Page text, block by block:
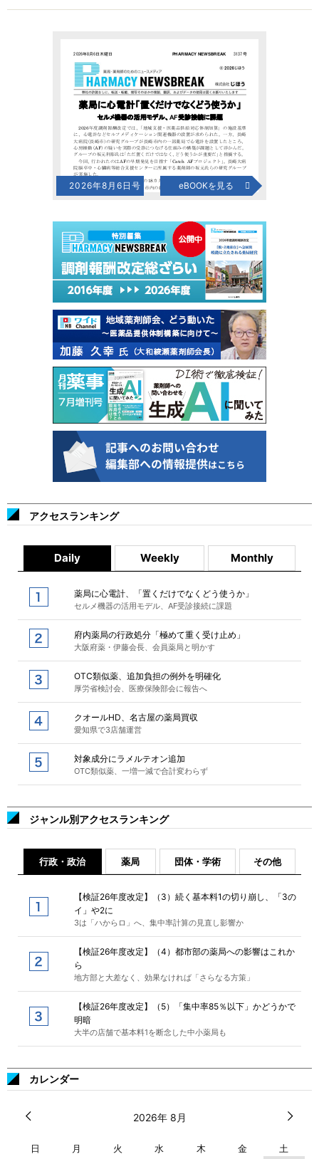
2026年8月6日号 eBOOKを見る
アクセスランキング
Daily Weekly Monthly
薬局に心電計、「置くだけでなくどう使うか」
セルメ機器の活用モデル、AF受診接続に課題
府内薬局の行政処分「極めて重く受け止め」
大阪府薬・伊藤会長、会員薬局と明かす
OTC類似薬、追加負担の例外を明確化
厚労省検討会、医療保険部会に報告へ
クオールHD、名古屋の薬局買収
愛知県で3店舗運営
対象成分にラメルテオン追加
OTC類似薬、一増一減で合計変わらず
ジャンル別アクセスランキング
行政・政治 薬局 団体・学術 その他
【検証26年度改定】（3）続く基本料1の切り崩し、「3の
イ」や2に
3は「ハからロ」へ、集中率計算の見直し影響か
【検証26年度改定】（4）都市部の薬局への影響はこれか
ら
地方部と大差なく、効果なければ「さらなる方策」
【検証26年度改定】（5）「集中率85％以下」かどうかで
明暗
大半の店舗で基本料1を断念した中小薬局も
カレンダー
2026年 8月
日 月 火 水 木 金 土